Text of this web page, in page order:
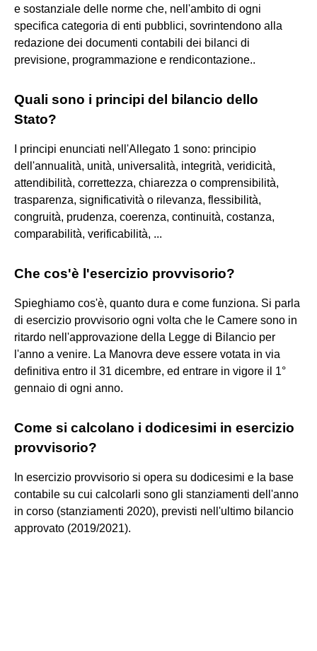
e sostanziale delle norme che, nell'ambito di ogni
specifica categoria di enti pubblici, sovrintendono alla
redazione dei documenti contabili dei bilanci di
previsione, programmazione e rendicontazione..
Quali sono i principi del bilancio dello
Stato?
I principi enunciati nell'Allegato 1 sono: principio
dell'annualità, unità, universalità, integrità, veridicità,
attendibilità, correttezza, chiarezza o comprensibilità,
trasparenza, significatività o rilevanza, flessibilità,
congruità, prudenza, coerenza, continuità, costanza,
comparabilità, verificabilità, ...
Che cos'è l'esercizio provvisorio?
Spieghiamo cos'è, quanto dura e come funziona. Si parla
di esercizio provvisorio ogni volta che le Camere sono in
ritardo nell'approvazione della Legge di Bilancio per
l'anno a venire. La Manovra deve essere votata in via
definitiva entro il 31 dicembre, ed entrare in vigore il 1°
gennaio di ogni anno.
Come si calcolano i dodicesimi in esercizio
provvisorio?
In esercizio provvisorio si opera su dodicesimi e la base
contabile su cui calcolarli sono gli stanziamenti dell'anno
in corso (stanziamenti 2020), previsti nell'ultimo bilancio
approvato (2019/2021).